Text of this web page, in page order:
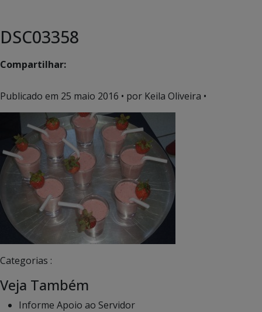
DSC03358
Compartilhar:
Publicado em 25 maio 2016 • por Keila Oliveira •
Categorias :
Veja Também
Informe Apoio ao Servidor